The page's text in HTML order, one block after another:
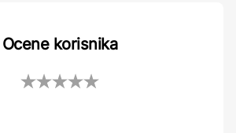
Ocene korisnika